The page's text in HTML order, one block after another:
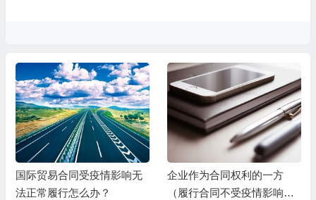
国际贸易合同受疫情影响无
法正常履行怎么办？
企业作为合同权利的一方
（履行合同不受疫情影响的